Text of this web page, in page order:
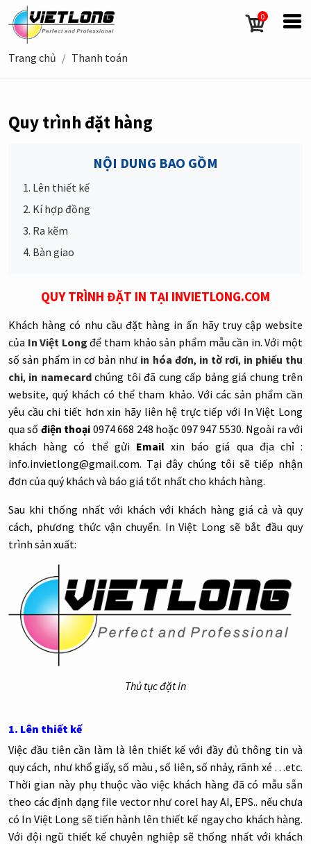
0
Trang chủ Thanh toán
Quy trình đặt hàng
NỘI DUNG BAO GỒM
1. Lên thiết kế
2. Kí hợp đồng
3. Ra kẽm
4. Bàn giao
QUY TRÌNH ĐẶT IN TẠI INVIETLONG.COM
Khách hàng có nhu cầu đặt hàng in ấn hãy truy cập website
của In Việt Long để tham khảo sản phẩm mẫu cần in. Với một
số sản phẩm in cơ bản như in hóa đơn, in tờ rơi, in phiếu thu
chi, in namecardchúng tôi đã cung cấp bảng giá chung trên
website, quý khách có thể tham khảo. Với các sản phẩm cần
yêu cầu chi tiết hơn xin hãy liên hệ trực tiếp với In Việt Long
qua số điện thoại 0974 668 248 hoặc 097 947 5530. Ngoài ra với
khách hàng có thể gửi Emailxin báo giá qua địa chỉ :
info.invietlong@gmail.com. Tại đây chúng tôi sẽ tiếp nhận
đơn của quý khách và báo giá tốt nhất cho khách hàng.
Sau khi thống nhất với khách với khách hàng giá cả và quy
cách, phương thức vận chuyển. In Việt Long sẽ bắt đầu quy
trình sản xuất:
Thủ tục đặt in
1. Lên thiết kế
Việc đầu tiên cần làm là lên thiết kế với đầy đủ thông tin và
quy cách, như khổ giấy, số màu , số liên, số nhảy, rãnh xé …etc.
Thời gian này phụ thuộc vào việc khách hàng đã có mẫu sẵn
theo các định dạng file vector như corel hay AI, EPS.. nếu chưa
có In Việt Long sẽ tiến hành lên thiết kế ngay cho khách hàng.
Với đội ngũ thiết kế chuyên nghiệp sẽ thống nhất với khách